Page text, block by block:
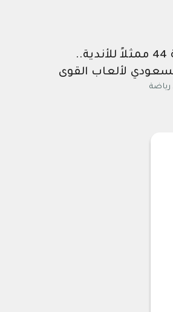
بمشاركة 44 ممثلاً للأندية..
لألعاب القوى
العمومية الرابعةرياضة